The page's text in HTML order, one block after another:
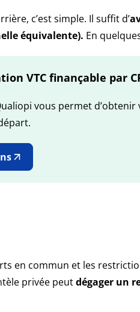
c’est simple. Il suffit d’
équivalente). En
VTC finançable par
vous permet
en commun et les
privée peutdégager un